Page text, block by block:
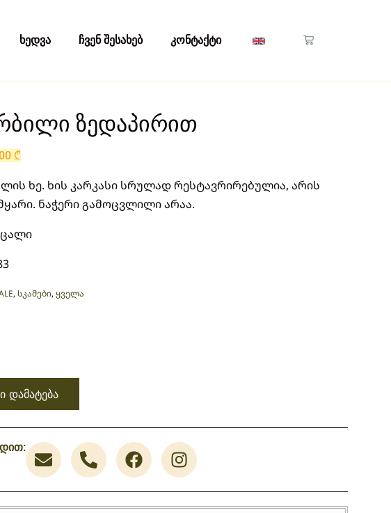
ხედვა ჩვენ შესახებ კონტაქტი
ზედაპირით
₾
ხე. ხის კარკასი სრულად რესტავრირებულია, არის
ნაჭერი გამოცვლილი არაა.
ცალი
, სკამები,ყველა
დამატება